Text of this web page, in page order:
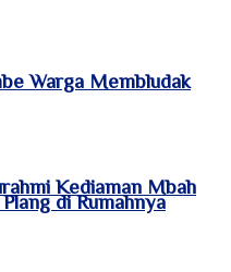
Warga Membludak
Kediaman Mbah
di Rumahnya